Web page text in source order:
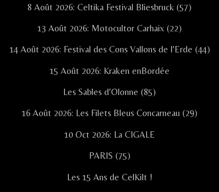
8 Août 2026: Celtika Festival Bliesbruck (57)
13 Août 2026: Motocultor Carhaix (22)
14 Août 2026: Festival des Cons Vallons de l'Erde (44)
15 Août 2026: Kraken enBordée
Les Sables d'Olonne (85)
16 Août 2026: Les Filets Bleus Concarneau (29)
10 Oct 2026: La CIGALE
PARIS (75)
Les 15 Ans de CelKilt !